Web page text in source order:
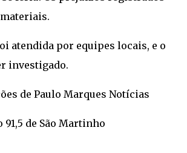
atendida por equipes locais, e o
investigado.
de Paulo Marques Notícias
91,5 de São Martinho